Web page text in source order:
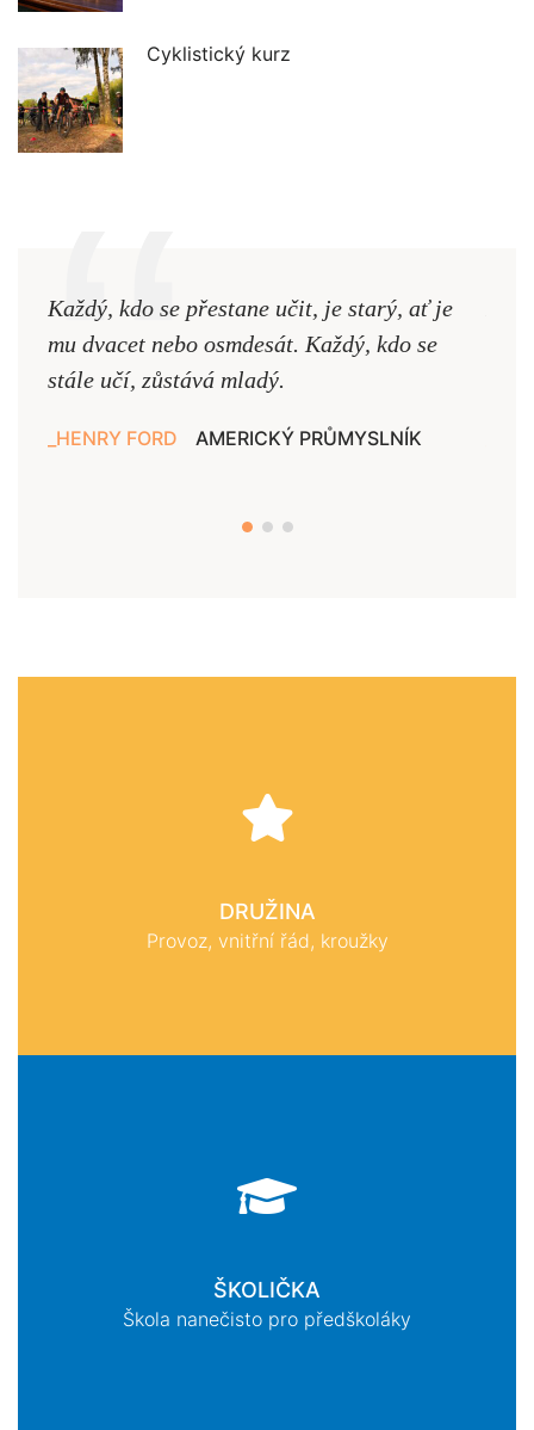
Cyklistický kurz
Každý, kdo se přestane učit, je starý, ať je
mu dvacet nebo osmdesát. Každý, kdo se
stále učí, zůstává mladý.
HENRY FORD AMERICKÝ PRŮMYSLNÍK
DRUŽINA
Provoz, vnitřní řád, kroužky
ŠKOLIČKA
Škola nanečisto pro předškoláky